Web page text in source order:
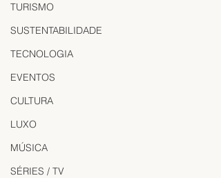
TURISMO
SUSTENTABILIDADE
TECNOLOGIA
EVENTOS
CULTURA
LUXO
MÚSICA
SÉRIES / TV